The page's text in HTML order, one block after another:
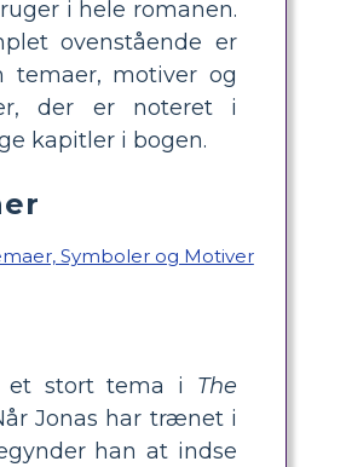
i hele romanen.
ovenstående er
temaer, motiver og
der er noteret i
kapitler i bogen.
et stort tema i The
Jonas har trænet i
han at indse